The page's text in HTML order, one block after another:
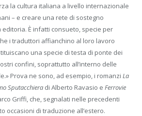
la cultura italiana a livello internazionale
– e creare una rete di sostegno
editoria. È infatti consueto, specie per
i traduttori affianchino al loro lavoro
una specie di testa di ponte dei
confini, soprattutto all’interno delle
Prova ne sono, ad esempio, i romanzi La
Sputacchiera di Alberto Ravasio e Ferrovie
Griffi, che, segnalati nelle precedenti
occasioni di traduzione all’estero.